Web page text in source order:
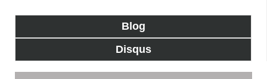
Blog
Disqus